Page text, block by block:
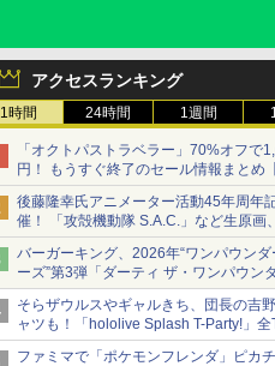
アクセスランキング
1時間 24時間 1週間
「オクトパストラベラー」70%オフで
円！ もうすぐ終了のセール情報まとめ
更新】
ニンテンドーeショップでは「大神 絶
67%オフで990円
後藤隆幸氏アニメーター活動45年周年
催！ 「攻殻機動隊 S.A.C.」など生原画
監督修正が展示
バーガーキング、2026年“ワンパウンダ
ーズ”第3弾「ダーティ ザ・ワンパウン
8月7日発売
「特製ガーリックマヨソース」を使用し
型チーズバーガー
そらザウルスやギャルきち、団長の吉
ャツも！「hololive Splash T-Party!」全
ラインナップ公開＆オンライン販売開始
ファミマで「ポケモンフレンダ」ピカ